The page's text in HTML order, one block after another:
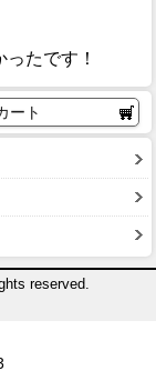
たです！
ート
reserved.